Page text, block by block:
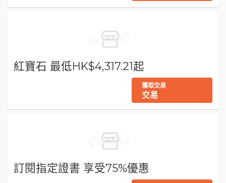
紅寶石 最低HK$4,317.21起
獲取交易
交易
訂閱指定證書 享受75%優惠